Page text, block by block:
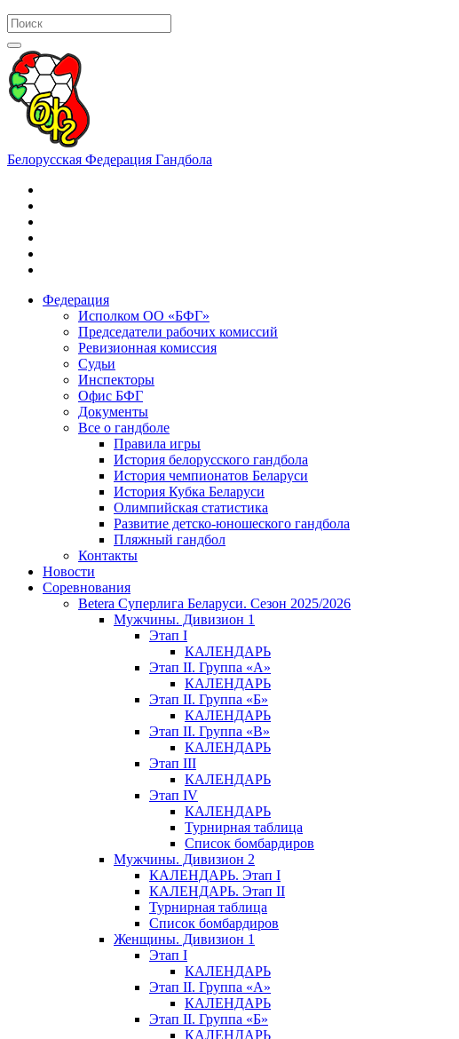
Белорусская Федерация Гандбола
Федерация
Исполком ОО «БФГ»
Председатели рабочих комиссий
Ревизионная комиссия
Судьи
Инспекторы
Офис БФГ
Документы
Все о гандболе
Правила игры
История белорусского гандбола
История чемпионатов Беларуси
История Кубка Беларуси
Олимпийская статистика
Развитие детско-юношеского гандбола
Пляжный гандбол
Контакты
Новости
Соревнования
Betera Суперлига Беларуси. Сезон 2025/2026
Мужчины. Дивизион 1
Этап I
КАЛЕНДАРЬ
Этап II. Группа «А»
КАЛЕНДАРЬ
Этап II. Группа «Б»
КАЛЕНДАРЬ
Этап II. Группа «В»
КАЛЕНДАРЬ
Этап III
КАЛЕНДАРЬ
Этап IV
КАЛЕНДАРЬ
Турнирная таблица
Список бомбардиров
Мужчины. Дивизион 2
КАЛЕНДАРЬ. Этап I
КАЛЕНДАРЬ. Этап II
Турнирная таблица
Список бомбардиров
Женщины. Дивизион 1
Этап I
КАЛЕНДАРЬ
Этап II. Группа «А»
КАЛЕНДАРЬ
Этап II. Группа «Б»
КАЛЕНДАРЬ